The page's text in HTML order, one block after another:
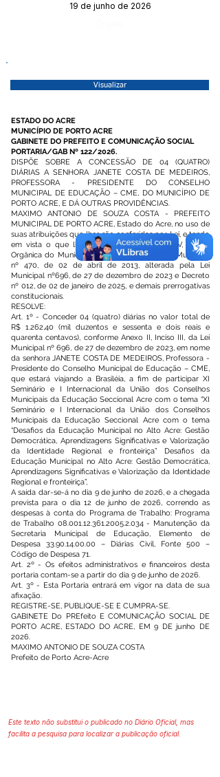
19 de junho de 2026
Visualizar
ESTADO DO ACRE
MUNICÍPIO DE PORTO ACRE
GABINETE DO PREFEITO E COMUNICAÇÃO SOCIAL
PORTARIA/GAB Nº 122/2026.
DISPÕE SOBRE A CONCESSÃO DE 04 (QUATRO)
DIÁRIAS A SENHORA JANETE COSTA DE MEDEIROS,
PROFESSORA - PRESIDENTE DO CONSELHO
MUNICIPAL DE EDUCAÇÃO – CME, DO MUNICÍPIO DE
PORTO ACRE, E DÁ OUTRAS PROVIDÊNCIAS.
MAXIMO ANTONIO DE SOUZA COSTA - PREFEITO
MUNICIPAL DE PORTO ACRE, Estado do Acre, no uso de
suas atribuições que lhes são conferidas por Lei, e tendo
em vista o que lhe faculta o art. 58, inciso V, da Lei
Orgânica do Município de Porto Acre-AC, Lei Municipal
nº 470, de 02 de abril de 2013, alterada pela Lei
Municipal nº696, de 27 de dezembro de 2023 e Decreto
nº 012, de 02 de janeiro de 2025, e demais prerrogativas
constitucionais.
RESOLVE:
Art. 1º - Conceder 04 (quatro) diárias no valor total de
R$ 1.262,40 (mil duzentos e sessenta e dois reais e
quarenta centavos), conforme Anexo II, Inciso III, da Lei
Municipal nº 696, de 27 de dezembro de 2023, em nome
da senhora JANETE COSTA DE MEDEIROS, Professora -
Presidente do Conselho Municipal de Educação – CME,
que estará viajando a Brasiléia, a fim de participar XI
Seminário e I Internacional da União dos Conselhos
Municipais da Educação Seccional Acre com o tema “XI
Seminário e I Internacional da União dos Conselhos
Municipais da Educação Seccional Acre com o tema
“Desafios da Educação Municipal no Alto Acre: Gestão
Democrática, Aprendizagens Significativas e Valorização
da Identidade Regional e fronteiriça” Desafios da
Educação Municipal no Alto Acre: Gestão Democrática,
Aprendizagens Significativas e Valorização da Identidade
Regional e fronteiriça”,
A saída dar-se-á no dia 9 de junho de 2026, e a chegada
prevista para o dia 12 de junho de 2026, correndo as
despesas à conta do Programa de Trabalho: Programa
de Trabalho 08.001.12.361.2005.2.034 - Manutenção da
Secretaria Municipal de Educação, Elemento de
Despesa33.90.14.00.00 – Diárias Civil, Fonte 500 –
Código de Despesa 71.
Art. 2º - Os efeitos administrativos e financeiros desta
portaria contam-se a partir do dia 9 de junho de 2026.
Art. 3º - Esta Portaria entrará em vigor na data de sua
afixação.
REGISTRE-SE, PUBLIQUE-SE E CUMPRA-SE.
GABINETE Do PREfeito E COMUNICAÇÃO SOCIAL DE
PORTO ACRE, ESTADO DO ACRE, EM 9 DE junho DE
2026.
MAXIMO ANTONIO DE SOUZA COSTA
Prefeito de Porto Acre-Acre
Este texto não substitui o publicado no Diário Oficial, mas
facilita a pesquisa para localizar a publicação oficial.